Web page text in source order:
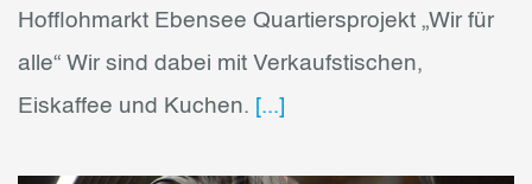
Hofflohmarkt Ebensee Quartiersprojekt „Wir für
alle“ Wir sind dabei mit Verkaufstischen,
Eiskaffee und Kuchen. [...]